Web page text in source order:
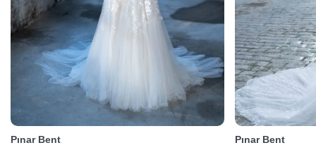
Pınar Bent
Pınar Bent